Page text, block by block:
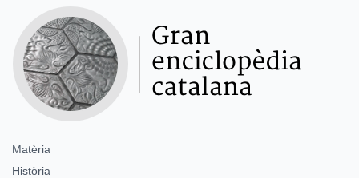
Matèria
Història